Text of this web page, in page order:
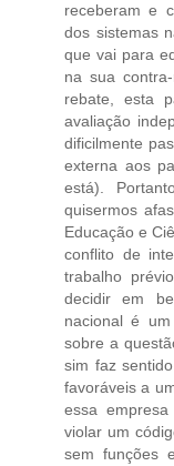
receberam e
dos sistemas
que vai para
na sua
rebate, esta
avaliação
dificilmente
externa aos
está).
quisermos
Educação e
conflito de
trabalho
decidir em
nacional é
sobre a
sim faz
favoráveis a
essa
violar um
sem funções